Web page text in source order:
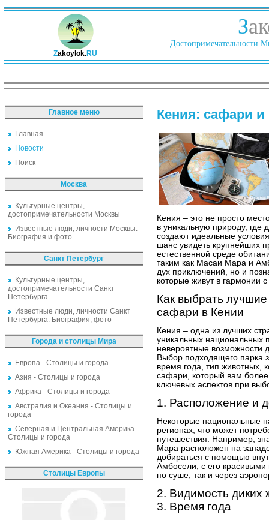
Zakoylok.RU
З
Достопримечательности
Главное меню
Главная
Новости
Поиск
Москва
Культурные центры,
достопримечательности Москвы
Известные люди, личности Москвы.
Биография и фото
Санкт Петербург
Культурные центры,
достопримечательности Санкт
Петербурга
Известные люди, личности Санкт
Петербурга. Биография, фото
Города и столицы Мира
Европа - Столицы и города
Азия - Столицы и города
Африка - Столицы и города
Австралия и Океания - Столицы и
города
Северная и Центральная Америка -
Столицы и города
Южная Америка - Столицы и города
Столицы Европы
Кения: сафари
Кения – это не просто
в уникальную природу,
создают идеальные
шанс увидеть крупнейших
естественной среде
таким как Масаи Мара и
дух приключений, но и
которые живут в гармонии
Как выбрать
сафари в Кении
Кения – одна из лучших
уникальных национальных
невероятные возможности
Выбор подходящего парка
время года, тип животных,
сафари, который вам более
ключевых аспектов при
1. Расположение и
Некоторые национальные
регионах, что может
путешествия. Например,
Мара расположен на
добираться с помощью
Амбосели, с его
по суше, так и через
2. Видимость диких
3. Время года